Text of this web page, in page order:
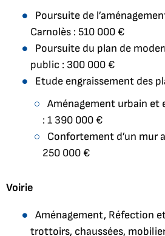
Poursuite de
Carnolès : 510 000 €
Poursuite du plan de
public : 300 000 €
Etude engraissement des
Aménagement urbain et
: 1 390 000 €
Confortement d’un mur
250 000 €
Voirie
Aménagement, Réfection
trottoirs, chaussées,